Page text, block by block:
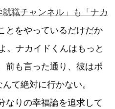
就職チャンネル」も「ナカ
とをやっているだけだか
。ナカイドくんはもっと
前も言った通り、彼はポ
て絶対に行かない。
なりの幸福論を追求して